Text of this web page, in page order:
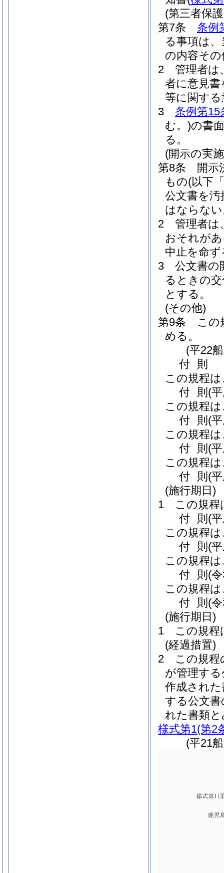
(第三者保
第7条
条例
る事項は
の内容そ
2
管理者は
者に意見
等に関す
3
条例第15
む。)の書
る。
(開示の実
第8条
開示
もの(以下
公文書を
はならな
2
管理者は
おそれが
中止を命
3
公文書の
るときの
とする。
(その他)
第9条
この
める。
(平22
付 則
この規程
付 則 (
この規程
付 則 (
この規程
付 則 (
この規程
付 則 (
(施行期日)
1
この規程
付 則 (
この規程
付 則 (
この規程
付 則 (
この規程
付 則 (
(施行期日)
1
この規程
(経過措置)
2
この規程
が管理す
作成された
する公文
れた書類
様式第1(第2
(平21